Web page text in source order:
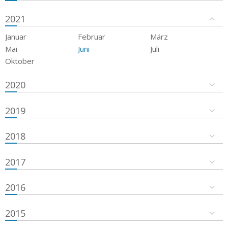
2021
Januar Februar
März
Mai
Juni
Juli
Oktober
2020
2019
2018
2017
2016
2015